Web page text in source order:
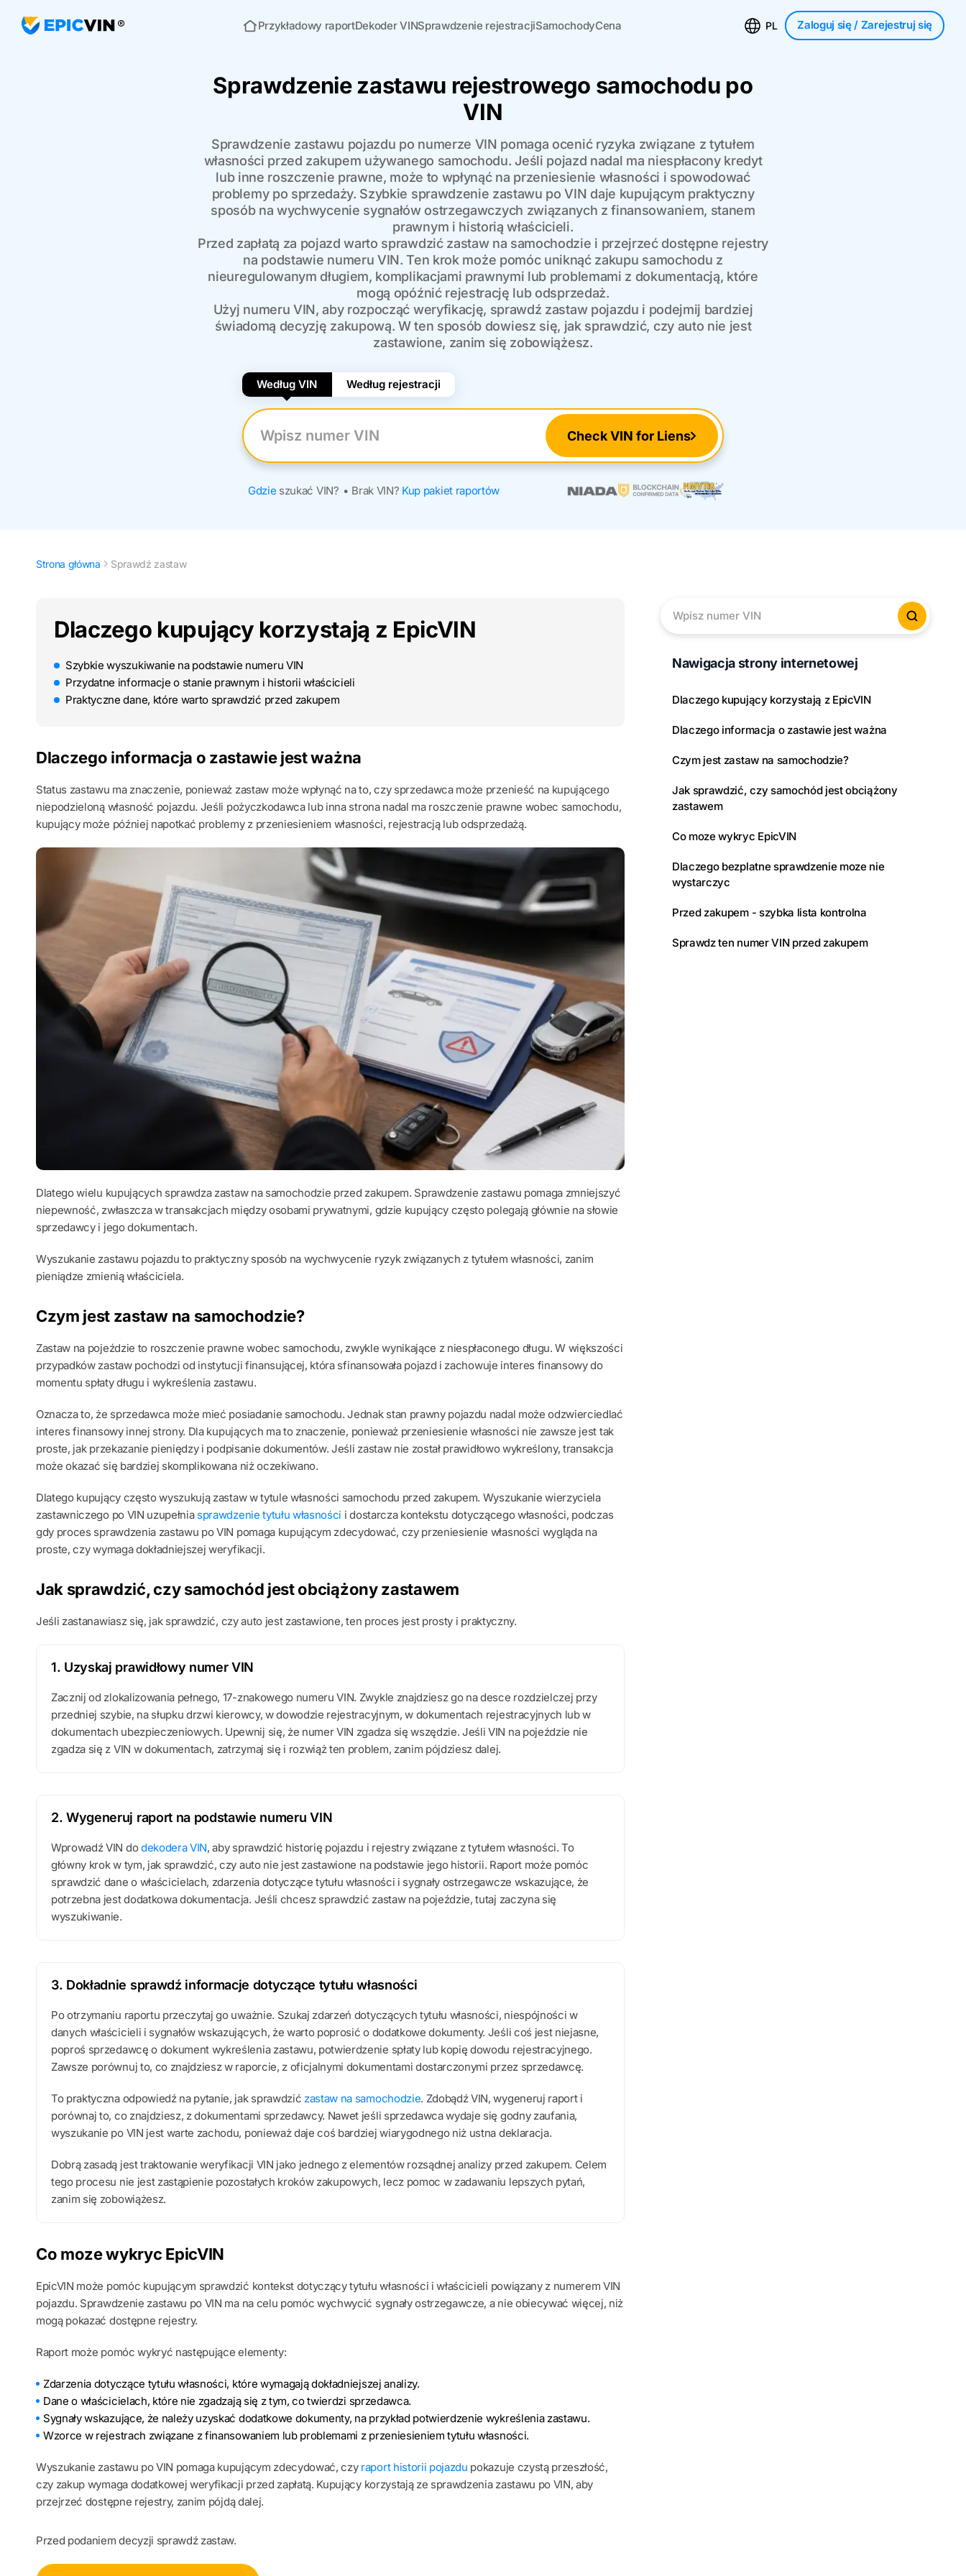
Strona główna
Przykładowy raportDekoder VINSprawdzenie rejestracjiSamochodyCena PL Zaloguj się/ Zarejestruj się
Sprawdzenie zastawu rejestrowego samochodu po
VIN
Sprawdzenie zastawu pojazdu po numerze VIN pomaga ocenić ryzyka związane z tytułem
własności przed zakupem używanego samochodu. Jeśli pojazd nadal ma niespłacony kredyt
lub inne roszczenie prawne, może to wpłynąć na przeniesienie własności i spowodować
problemy po sprzedaży. Szybkie sprawdzenie zastawu po VIN daje kupującym praktyczny
sposób na wychwycenie sygnałów ostrzegawczych związanych z finansowaniem, stanem
prawnym i historią właścicieli.
Przed zapłatą za pojazd warto sprawdzić zastaw na samochodzie i przejrzeć dostępne rejestry
na podstawie numeru VIN. Ten krok może pomóc uniknąć zakupu samochodu z
nieuregulowanym długiem, komplikacjami prawnymi lub problemami z dokumentacją, które
mogą opóźnić rejestrację lub odsprzedaż.
Użyj numeru VIN, aby rozpocząć weryfikację, sprawdź zastaw pojazdu i podejmij bardziej
świadomą decyzję zakupową. W ten sposób dowiesz się, jak sprawdzić, czy auto nie jest
zastawione, zanim się zobowiążesz.
Według VIN Według rejestracji
Wpisz numer VIN Check VIN for Liens
Gdzie szukać VIN? • Brak VIN? Kup pakiet raportów
Strona główna Sprawdź zastaw
Dlaczego kupujący korzystają z EpicVIN
Szybkie wyszukiwanie na podstawie numeru VIN
Przydatne informacje o stanie prawnym i historii właścicieli
Praktyczne dane, które warto sprawdzić przed zakupem
Dlaczego informacja o zastawie jest ważna
Status zastawu ma znaczenie, ponieważ zastaw może wpłynąć na to, czy sprzedawca może przenieść na kupującego
niepodzieloną własność pojazdu. Jeśli pożyczkodawca lub inna strona nadal ma roszczenie prawne wobec samochodu,
kupujący może później napotkać problemy z przeniesieniem własności, rejestracją lub odsprzedażą.
Dlatego wielu kupujących sprawdza zastaw na samochodzie przed zakupem. Sprawdzenie zastawu pomaga zmniejszyć
niepewność, zwłaszcza w transakcjach między osobami prywatnymi, gdzie kupujący często polegają głównie na słowie
sprzedawcy i jego dokumentach.
Wyszukanie zastawu pojazdu to praktyczny sposób na wychwycenie ryzyk związanych z tytułem własności, zanim
pieniądze zmienią właściciela.
Czym jest zastaw na samochodzie?
Zastaw na pojeździe to roszczenie prawne wobec samochodu, zwykle wynikające z niespłaconego długu. W większości
przypadków zastaw pochodzi od instytucji finansującej, która sfinansowała pojazd i zachowuje interes finansowy do
momentu spłaty długu i wykreślenia zastawu.
Oznacza to, że sprzedawca może mieć posiadanie samochodu. Jednak stan prawny pojazdu nadal może odzwierciedlać
interes finansowy innej strony. Dla kupujących ma to znaczenie, ponieważ przeniesienie własności nie zawsze jest tak
proste, jak przekazanie pieniędzy i podpisanie dokumentów. Jeśli zastaw nie został prawidłowo wykreślony, transakcja
może okazać się bardziej skomplikowana niż oczekiwano.
Dlatego kupujący często wyszukują zastaw w tytule własności samochodu przed zakupem. Wyszukanie wierzyciela
zastawniczego po VIN uzupełnia sprawdzenie tytułu własności i dostarcza kontekstu dotyczącego własności, podczas
gdy proces sprawdzenia zastawu po VIN pomaga kupującym zdecydować, czy przeniesienie własności wygląda na
proste, czy wymaga dokładniejszej weryfikacji.
Jak sprawdzić, czy samochód jest obciążony zastawem
Jeśli zastanawiasz się, jak sprawdzić, czy auto jest zastawione, ten proces jest prosty i praktyczny.
1. Uzyskaj prawidłowy numer VIN
Zacznij od zlokalizowania pełnego, 17-znakowego numeru VIN. Zwykle znajdziesz go na desce rozdzielczej przy
przedniej szybie, na słupku drzwi kierowcy, w dowodzie rejestracyjnym, w dokumentach rejestracyjnych lub w
dokumentach ubezpieczeniowych. Upewnij się, że numer VIN zgadza się wszędzie. Jeśli VIN na pojeździe nie
zgadza się z VIN w dokumentach, zatrzymaj się i rozwiąż ten problem, zanim pójdziesz dalej.
2. Wygeneruj raport na podstawie numeru VIN
Wprowadź VIN dodekodera VIN, aby sprawdzić historię pojazdu i rejestry związane z tytułem własności. To
główny krok w tym, jak sprawdzić, czy auto nie jest zastawione na podstawie jego historii. Raport może pomóc
sprawdzić dane o właścicielach, zdarzenia dotyczące tytułu własności i sygnały ostrzegawcze wskazujące, że
potrzebna jest dodatkowa dokumentacja. Jeśli chcesz sprawdzić zastaw na pojeździe, tutaj zaczyna się
wyszukiwanie.
3. Dokładnie sprawdź informacje dotyczące tytułu własności
Po otrzymaniu raportu przeczytaj go uważnie. Szukaj zdarzeń dotyczących tytułu własności, niespójności w
danych właścicieli i sygnałów wskazujących, że warto poprosić o dodatkowe dokumenty. Jeśli coś jest niejasne,
poproś sprzedawcę o dokument wykreślenia zastawu, potwierdzenie spłaty lub kopię dowodu rejestracyjnego.
Zawsze porównuj to, co znajdziesz w raporcie, z oficjalnymi dokumentami dostarczonymi przez sprzedawcę.
To praktyczna odpowiedź na pytanie, jak sprawdzić zastaw na samochodzie. Zdobądź VIN, wygeneruj raport i
porównaj to, co znajdziesz, z dokumentami sprzedawcy. Nawet jeśli sprzedawca wydaje się godny zaufania,
wyszukanie po VIN jest warte zachodu, ponieważ daje coś bardziej wiarygodnego niż ustna deklaracja.
Dobrą zasadą jest traktowanie weryfikacji VIN jako jednego z elementów rozsądnej analizy przed zakupem. Celem
tego procesu nie jest zastąpienie pozostałych kroków zakupowych, lecz pomoc w zadawaniu lepszych pytań,
zanim się zobowiążesz.
Co moze wykryc EpicVIN
EpicVIN może pomóc kupującym sprawdzić kontekst dotyczący tytułu własności i właścicieli powiązany z numerem VIN
pojazdu. Sprawdzenie zastawu po VIN ma na celu pomóc wychwycić sygnały ostrzegawcze, a nie obiecywać więcej, niż
mogą pokazać dostępne rejestry.
Raport może pomóc wykryć następujące elementy:
Zdarzenia dotyczące tytułu własności, które wymagają dokładniejszej analizy.
Dane o właścicielach, które nie zgadzają się z tym, co twierdzi sprzedawca.
Sygnały wskazujące, że należy uzyskać dodatkowe dokumenty, na przykład potwierdzenie wykreślenia zastawu.
Wzorce w rejestrach związane z finansowaniem lub problemami z przeniesieniem tytułu własności.
Wyszukanie zastawu po VIN pomaga kupującym zdecydować, czy raport historii pojazdu pokazuje czystą przeszłość,
czy zakup wymaga dodatkowej weryfikacji przed zapłatą. Kupujący korzystają ze sprawdzenia zastawu po VIN, aby
przejrzeć dostępne rejestry, zanim pójdą dalej.
Przed podaniem decyzji sprawdź zastaw.
Wpisz numer VIN Sprawdź
Nawigacja strony internetowej
Dlaczego kupujący korzystają z EpicVIN
Dlaczego informacja o zastawie jest ważna
Czym jest zastaw na samochodzie?
Jak sprawdzić, czy samochód jest obciążony
zastawem
Co moze wykryc EpicVIN
Dlaczego bezplatne sprawdzenie moze nie
wystarczyc
Przed zakupem - szybka lista kontrolna
Sprawdz ten numer VIN przed zakupem